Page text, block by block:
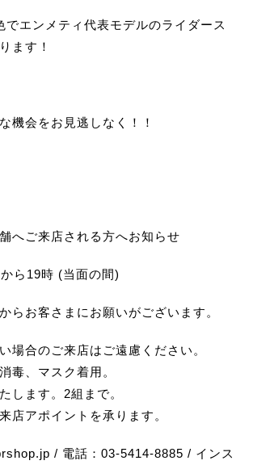
でエンメティ代表モデルのライダース
ます！
機会をお見逃しなく！！
へご来店される方へお知らせ
ら19時 (当面の間)
らお客さまにお願いがございます。
場合のご来店はご遠慮ください。
毒、マスク着用。
します。2組まで。
店アポイントを承ります。
/ 電話：03-5414-8885 / インス